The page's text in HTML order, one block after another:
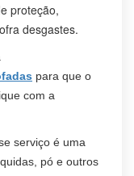
proteção,
desgastes.
para que o
com a
serviço é uma
pó e outros